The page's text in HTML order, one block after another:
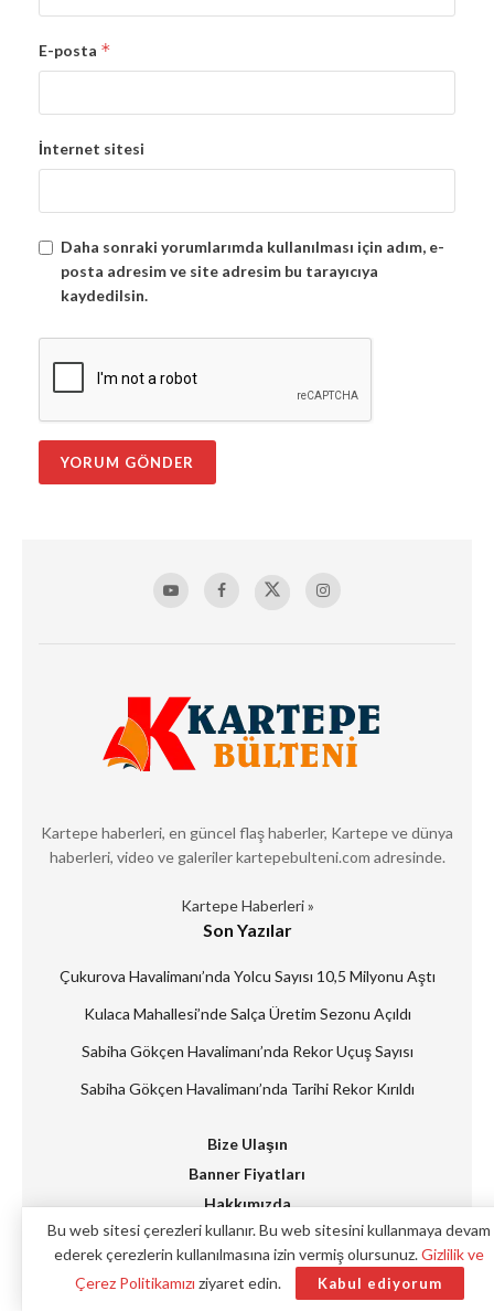
E-posta *
İnternet sitesi
Daha sonraki yorumlarımda kullanılması için adım, e-
posta adresim ve site adresim bu tarayıcıya
kaydedilsin.
Kartepe haberleri, en güncel flaş haberler, Kartepe ve dünya
haberleri, video ve galeriler kartepebulteni.com adresinde.
Kartepe Haberleri »
Son Yazılar
Çukurova Havalimanı’nda Yolcu Sayısı 10,5 Milyonu Aştı
Kulaca Mahallesi’nde Salça Üretim Sezonu Açıldı
Sabiha Gökçen Havalimanı’nda Rekor Uçuş Sayısı
Sabiha Gökçen Havalimanı’nda Tarihi Rekor Kırıldı
Bize Ulaşın
Banner Fiyatları
Hakkımızda
Künye
Reklam Verin
Bu web sitesi çerezleri kullanır. Bu web sitesini kullanmaya devam
ederek çerezlerin kullanılmasına izin vermiş olursunuz.Gizlilik ve
Çerez Politikamızı ziyaret edin. Kabul ediyorum